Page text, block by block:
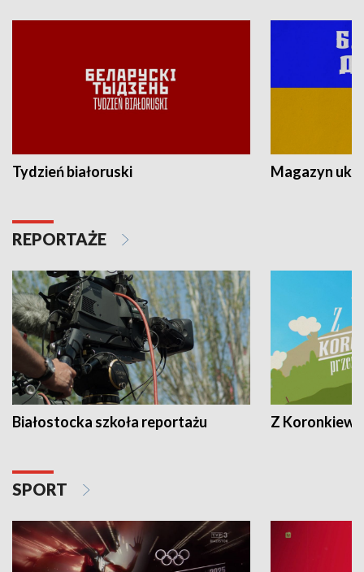
Tydzień białoruski Magazyn
REPORTAŻE
Białostocka szkoła reportażu Z
SPORT